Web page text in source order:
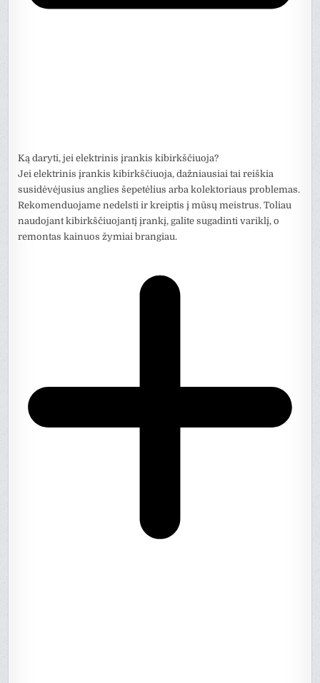
Ką daryti, jei elektrinis įrankis kibirkščiuoja?
Jei elektrinis įrankis kibirkščiuoja, dažniausiai tai reiškia
susidėvėjusius anglies šepetėlius arba kolektoriaus problemas.
Rekomenduojame nedelsti ir kreiptis į mūsų meistrus. Toliau
naudojant kibirkščiuojantį įrankį, galite sugadinti variklį, o
remontas kainuos žymiai brangiau.